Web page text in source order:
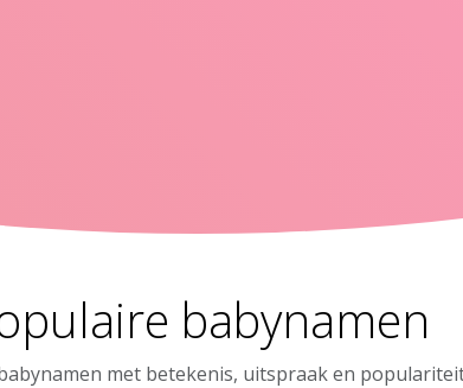
babynamen
met betekenis, uitspraak en